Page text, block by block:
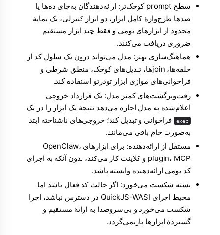
سطح prompt کوچک‌تر: ارائه‌دهندگان به‌جای ده‌ها یا
صدها طرح‌وارهٔ کامل ابزار، دو ابزار کنترلی، یک نمایهٔ
محدود از ابزارهای بومی و فقط چند ابزار مستقیم
ضروری دریافت می‌کنند.
هماهنگ‌سازی بهتر: مدل می‌تواند درون یک سلول کد از
حلقه‌ها، joinها، تبدیل‌های کوچک، منطق شرطی و
فراخوانی‌های موازی ابزار تودرتو استفاده کند.
رفت‌وبرگشت‌های کمتر مدل: یک قرارداد خروجی
اعلام‌شده به مدل اجازه می‌دهد نتیجهٔ یک ابزار را در یک
exec فراخوانی و تبدیل کند؛ خروجی‌های ناشناخته ابتدا
به‌صورت خام باقی می‌مانند.
مستقل از ارائه‌دهنده: برای ابزارهای OpenClaw،
plugin، MCP و کلاینت کار می‌کند، بدون آنکه به اجرای
کد بومی ارائه‌دهنده وابسته باشد.
بسته شکست می‌خورد: اگر حالت کد فعال باشد اما
محیط اجرای QuickJS-WASI در دسترس نباشد، اجرا
شکست می‌خورد و بی‌سروصدا به ارائهٔ مستقیم و
گستردهٔ ابزارها بازنمی‌گردد.